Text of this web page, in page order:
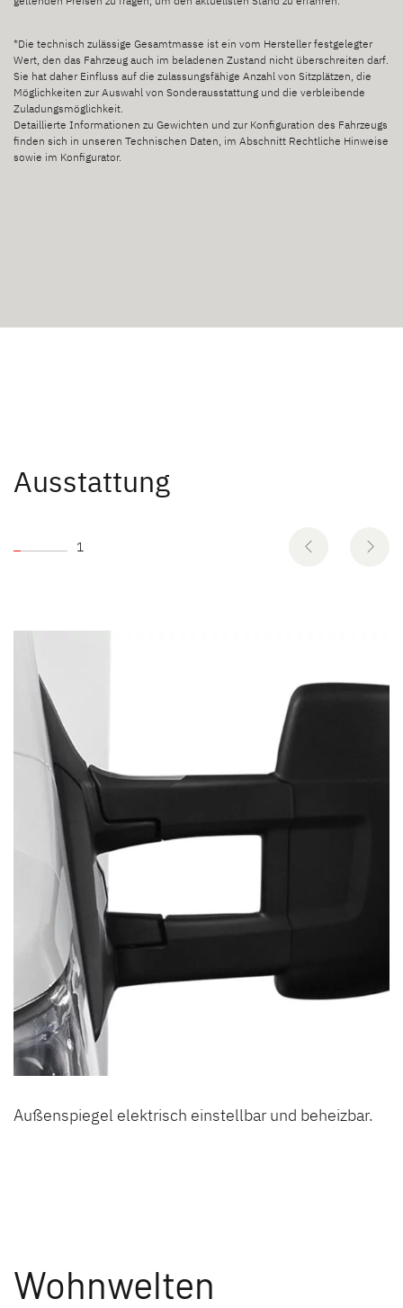
*Die technisch zulässige Gesamtmasse ist ein vom Hersteller festgelegter
Wert, den das Fahrzeug auch im beladenen Zustand nicht überschreiten darf.
Sie hat daher Einfluss auf die zulassungsfähige Anzahl von Sitzplätzen, die
Möglichkeiten zur Auswahl von Sonderausstattung und die verbleibende
Zuladungsmöglichkeit.
Detaillierte Informationen zu Gewichten und zur Konfiguration des Fahrzeugs
finden sich in unseren Technischen Daten, im Abschnitt Rechtliche Hinweise
sowie im Konfigurator.
Ausstattung
1
Außenspiegel elektrisch einstellbar und beheizbar.
Wohnwelten